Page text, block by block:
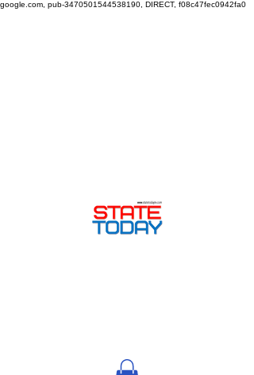
google.com, pub-3470501544538190, DIRECT, f08c47fec0942fa0